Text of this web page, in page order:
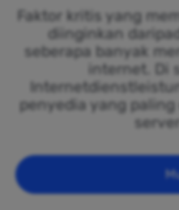
Faktor kritis yang
diinginkan
seberapa banyak
internet. Di
penyedia yang